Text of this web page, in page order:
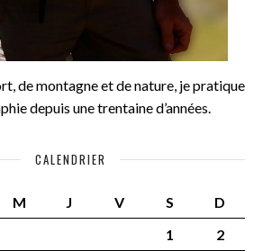
de montagne et de nature, je pratique
depuis une trentaine d’années.
CALENDRIER
M J V S
D
1
2